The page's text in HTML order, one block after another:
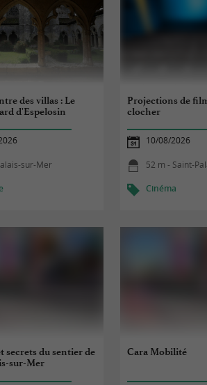
des villas : Le
d'Espelosin
sur-Mer
Projections de
clocher
10/08/2026
52 m - Saint-
Cinéma
secrets du sentier de
sur-Mer
Cara Mobilité